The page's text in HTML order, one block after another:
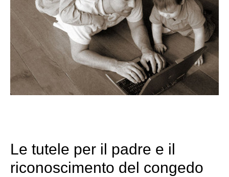
Le tutele per il padre e il
riconoscimento del congedo